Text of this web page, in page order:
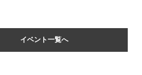
イベント一覧へ